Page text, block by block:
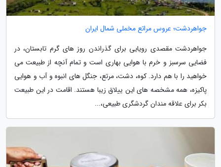
جواهردشت؛ عروس مراتع مخملی شمال ایران
جواهردشت مقصدی رویایی برای گذراندن روز های گرم تابستان، در
فضایی سرسبز و خرم با هوایی بهاری است و تمام آنچه از طبیعت می
خواهید را با هم دارد. کوه، دشت، مرتع، جنگل های انبوه و آب و هوایی
پاکیزه، همه مشخصه های این ییلاق زیبا هستند. اقامت در این طبیعت
بکر برای علاقه مندان گردشگری طبیعی،...